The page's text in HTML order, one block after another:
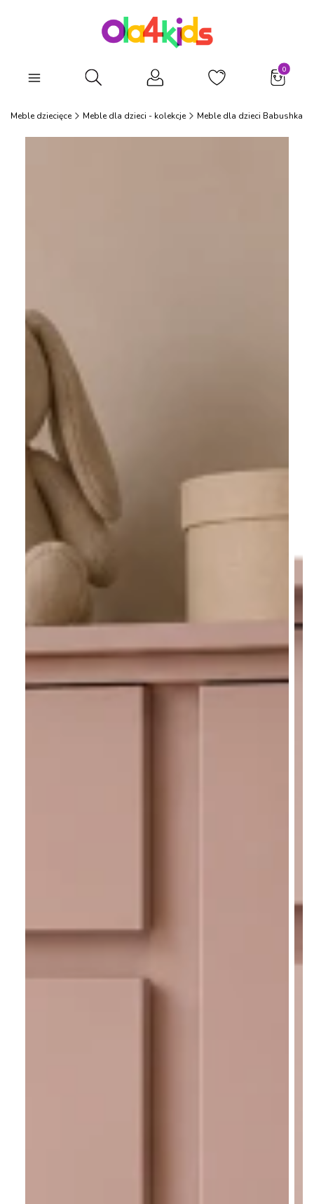
Otwórz wyszukiwarkę
Meble dziecięce Meble dla dzieci - kolekcje Meble dla dzieci Babushka